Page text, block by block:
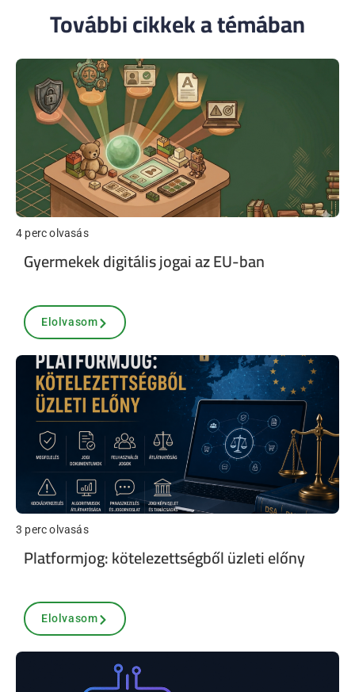
További cikkek a témában
4 perc olvasás
Gyermekek digitális jogai az EU-ban
Elolvasom
3 perc olvasás
Platformjog: kötelezettségből üzleti előny
Elolvasom